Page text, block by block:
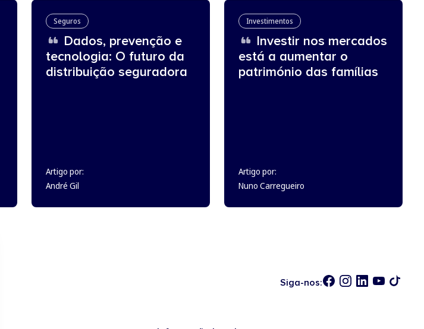
Seguros
Dados, prevenção e
tecnologia: O futuro da
distribuição seguradora
Artigo por:
André Gil
Investimentos
Investir nos mercados
está a aumentar o
património das famílias
Artigo por:
Nuno Carregueiro
Siga-nos: